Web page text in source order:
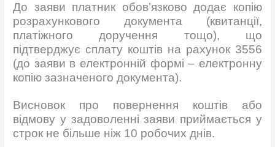
До заяви платник обов’язково додає копію
розрахункового документа (квитанції,
платіжного доручення тощо), що
підтверджує сплату коштів на рахунок 3556
(до заяви в електронній формі – електронну
копію зазначеного документа).
Висновок про повернення коштів або
відмову у задоволенні заяви приймається у
строк не більше ніж 10 робочих днів.